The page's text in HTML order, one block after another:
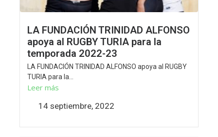
LA FUNDACIÓN TRINIDAD ALFONSO
apoya al RUGBY TURIA para la
temporada 2022-23
LA FUNDACIÓN TRINIDAD ALFONSO apoya al RUGBY
TURIA para la...
Leer más
14 septiembre, 2022